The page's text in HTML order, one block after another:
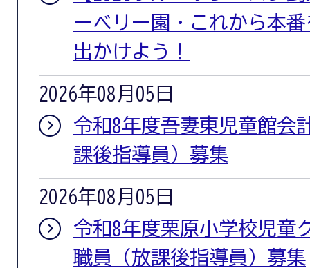
ーベリー園・これから本
出かけよう！
2026年08月05日
令和8年度吾妻東児童館会
課後指導員）募集
2026年08月05日
令和8年度栗原小学校児童
職員（放課後指導員）募集